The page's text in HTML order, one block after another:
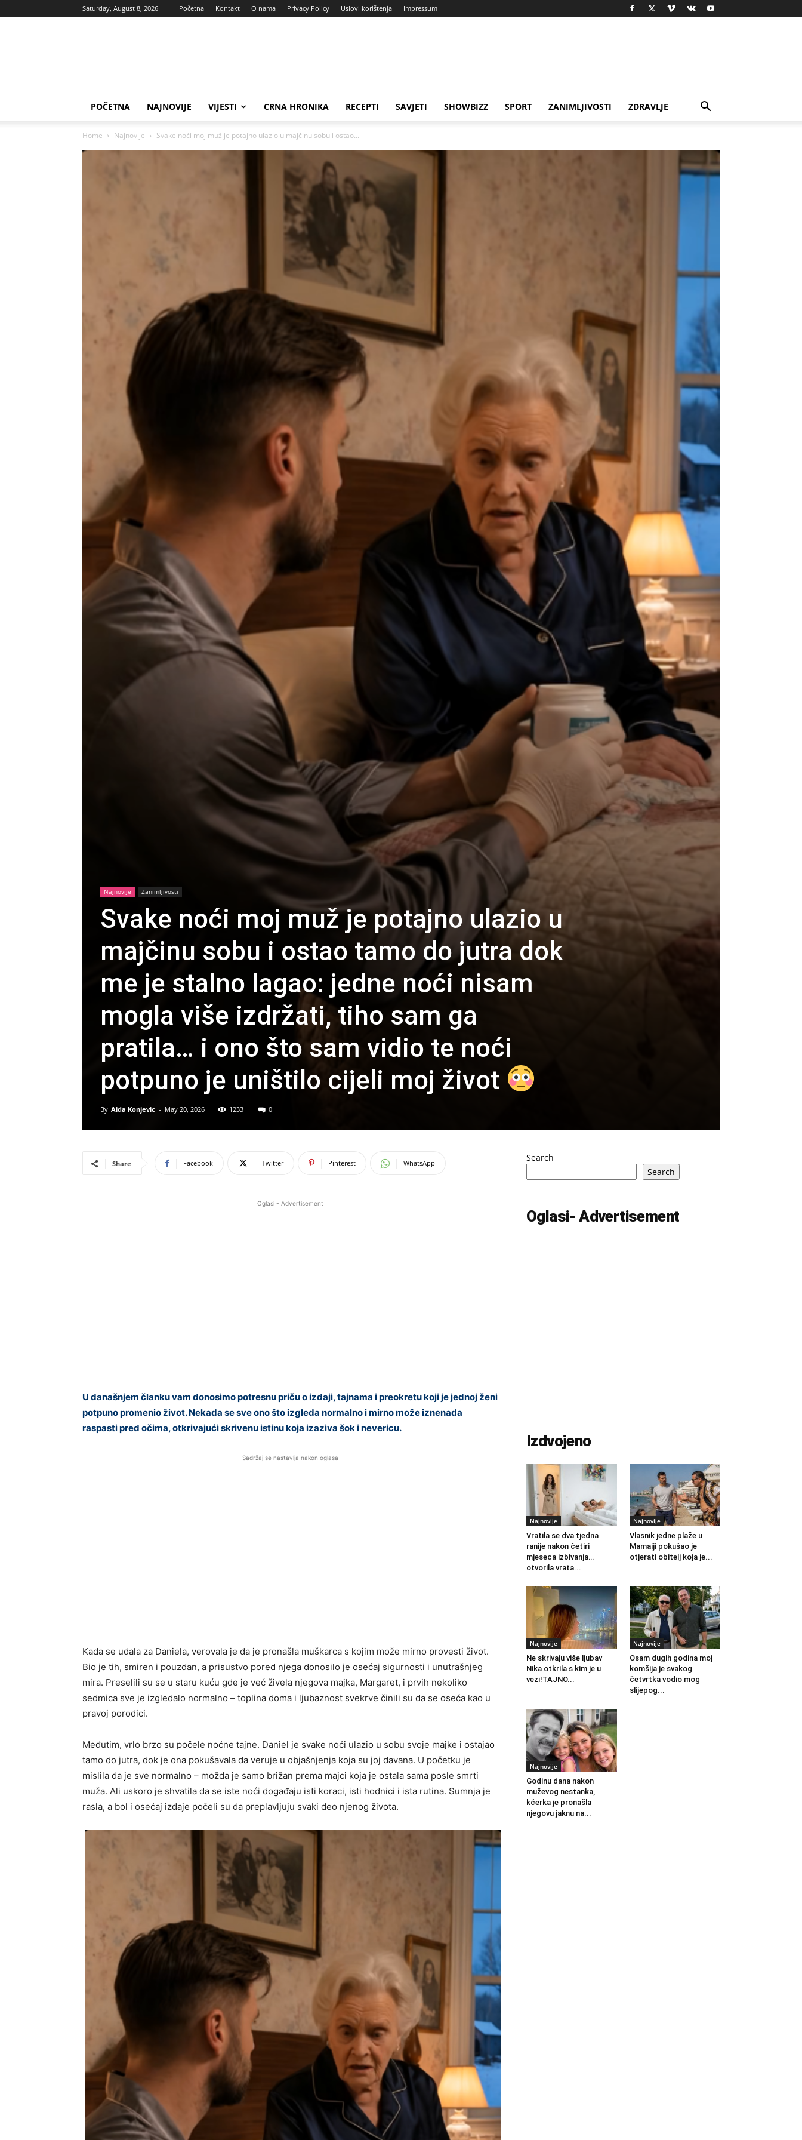
Saturday, August 8, 2026 Početna Kontakt O nama Privacy Policy Uslovi korištenja Impressum
POČETNA NAJNOVIJE VIJESTI CRNA HRONIKA RECEPTI SAVJETI SHOWBIZZ SPORT ZANIMLJIVOSTI ZDRAVLJE
Home Najnovije Svake noći moj muž je potajno ulazio u majčinu sobu i ostao...
Najnovije Zanimljivosti
Svake noći moj muž je potajno ulazio u
majčinu sobu i ostao tamo do jutra dok
me je stalno lagao: jedne noći nisam
mogla više izdržati, tiho sam ga
pratila… i ono što sam vidio te noći
potpuno je uništilo cijeli moj život
By Aida Konjevic - May 20, 2026 1233 0
Share Facebook Twitter Pinterest WhatsApp
Oglasi - Advertisement
U današnjem članku vam donosimo potresnu priču o izdaji, tajnama i preokretu koji je jednoj ženi
potpuno promenio život. Nekada se sve ono što izgleda normalno i mirno može iznenada
raspasti pred očima, otkrivajući skrivenu istinu koja izaziva šok i nevericu.
Sadržaj se nastavlja nakon oglasa
Kada se udala za Daniela, verovala je da je pronašla muškarca s kojim može mirno provesti život.
Bio je tih, smiren i pouzdan, a prisustvo pored njega donosilo je osećaj sigurnosti i unutrašnjeg
mira. Preselili su se u staru kuću gde je već živela njegova majka, Margaret, i prvih nekoliko
sedmica sve je izgledalo normalno – toplina doma i ljubaznost svekrve činili su da se oseća kao u
pravoj porodici.
Međutim, vrlo brzo su počele noćne tajne. Daniel je svake noći ulazio u sobu svoje majke i ostajao
tamo do jutra, dok je ona pokušavala da veruje u objašnjenja koja su joj davana. U početku je
mislila da je sve normalno – možda je samo brižan prema majci koja je ostala sama posle smrti
muža. Ali uskoro je shvatila da se iste noći događaju isti koraci, isti hodnici i ista rutina. Sumnja je
rasla, a bol i osećaj izdaje počeli su da preplavljuju svaki deo njenog života.
Search
Search
Oglasi- Advertisement
Izdvojeno
Najnovije
Vratila se dva tjedna
ranije nakon četiri
mjeseca izbivanja…
otvorila vrata...
Najnovije
Vlasnik jedne plaže u
Mamaiji pokušao je
otjerati obitelj koja je...
Najnovije
Ne skrivaju više ljubav
Nika otkrila s kim je u
vezi!TAJNO...
Najnovije
Osam dugih godina moj
komšija je svakog
četvrtka vodio mog
slijepog...
Najnovije
Godinu dana nakon
muževog nestanka,
kćerka je pronašla
njegovu jaknu na...